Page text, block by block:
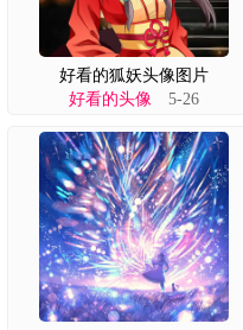
好看的狐妖头像图片
好看的头像5-26